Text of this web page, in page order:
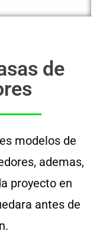
de
modelos de
ademas,
proyecto en
antes de